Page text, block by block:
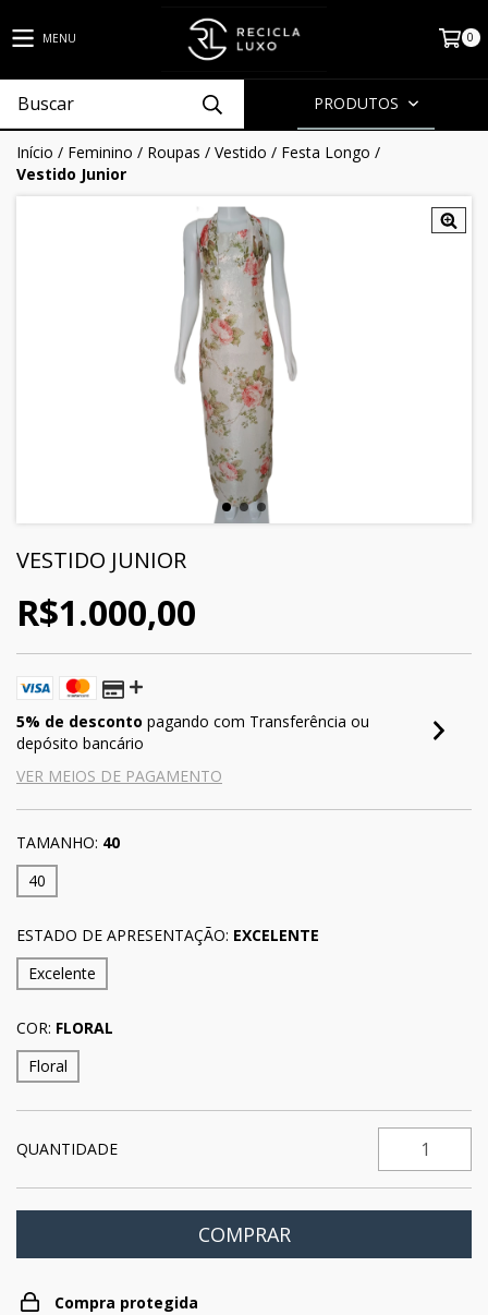
MENU 0
PRODUTOS
Início / Feminino / Roupas / Vestido / Festa Longo /
Vestido Junior
VESTIDO JUNIOR
R$1.000,00
5% de desconto pagando com Transferência ou
depósito bancário
VER MEIOS DE PAGAMENTO
TAMANHO: 40
40
ESTADO DE APRESENTAÇÃO: EXCELENTE
Excelente
COR: FLORAL
Floral
QUANTIDADE
Compra protegida